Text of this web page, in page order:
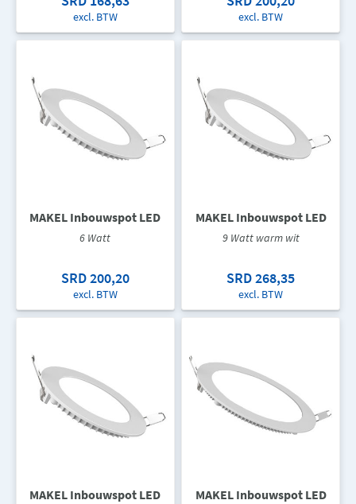
excl. BTW excl. BTW
MAKEL Inbouwspot LED
6 Watt
SRD 200,20
excl. BTW
MAKEL Inbouwspot LED
9 Watt warm wit
SRD 268,35
excl. BTW
MAKEL Inbouwspot LED MAKEL Inbouwspot LED